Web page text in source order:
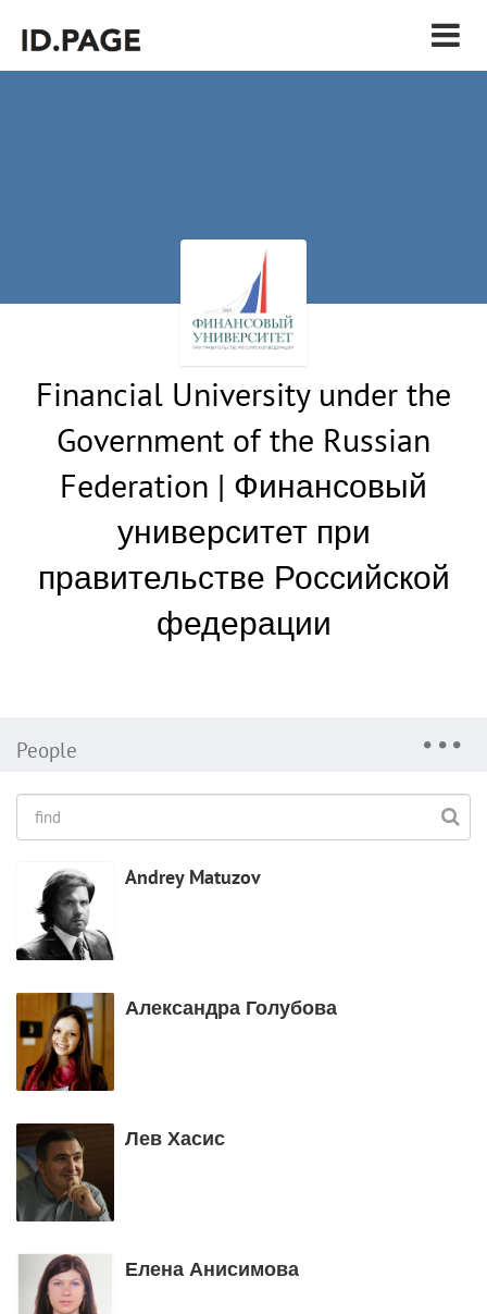
Financial University under the
Government of the Russian
Federation | Финансовый
университет при
правительстве Российской
федерации
People
Andrey Matuzov
Александра Голубова
Лев Хасис
Елена Анисимова